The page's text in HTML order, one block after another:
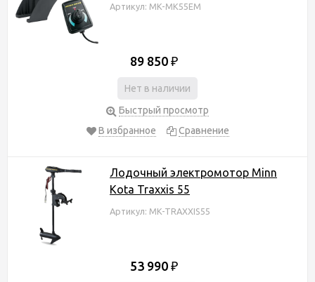
Артикул: MK-MK55EM
89 850 ₽
Нет в наличии
Быстрый просмотр
В избранное
Сравнение
Лодочный электромотор Minn
Kota Traxxis 55
Артикул: MK-TRAXXIS55
53 990 ₽